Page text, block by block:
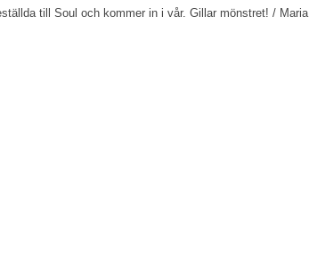
till Soul och kommer in i vår. Gillar mönstret! / Maria